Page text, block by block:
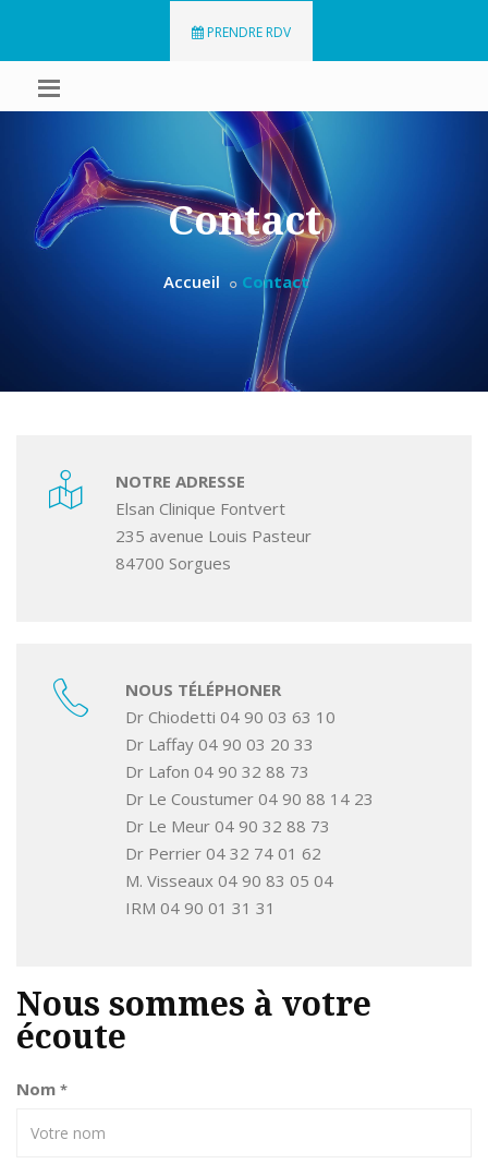
PRENDRE RDV
Contact
Accueil Contact
NOTRE ADRESSE
Elsan Clinique Fontvert
235 avenue Louis Pasteur
84700 Sorgues
NOUS TÉLÉPHONER
Dr Chiodetti 04 90 03 63 10
Dr Laffay 04 90 03 20 33
Dr Lafon 04 90 32 88 73
Dr Le Coustumer 04 90 88 14 23
Dr Le Meur 04 90 32 88 73
Dr Perrier 04 32 74 01 62
M. Visseaux 04 90 83 05 04
IRM 04 90 01 31 31
Nous sommes à votre
écoute
Nom *